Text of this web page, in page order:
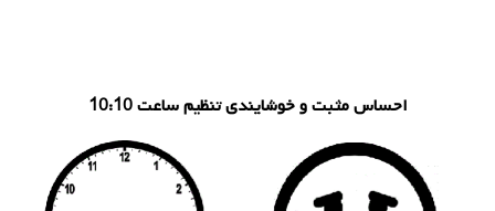
احساس مثبت و خوشایندی تنظیم ساعت 10:10